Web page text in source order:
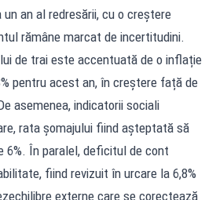
an al redresării, cu o creștere
rămâne marcat de incertitudini.
de trai este accentuată de o inflație
pentru acest an, în creștere față de
asemenea, indicatorii sociali
rata șomajului fiind așteptată să
6%. În paralel, deficitul de cont
fiind revizuit în urcare la 6,8%
externe care se corectează